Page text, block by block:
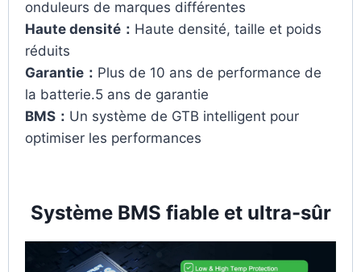
onduleurs de marques différentes
Haute densité： Haute densité, taille et poids
réduits
Garantie： Plus de 10 ans de performance de
la batterie.5 ans de garantie
BMS： Un système de GTB intelligent pour
optimiser les performances
Système BMS fiable et ultra-sûr